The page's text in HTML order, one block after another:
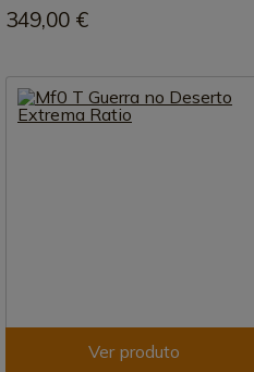
349,00 €
Ver produto